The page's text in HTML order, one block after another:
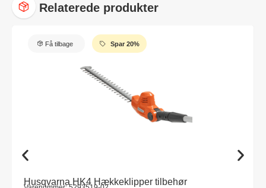
Relaterede produkter
Få tilbage Spar 20%
Husqvarna HK4 Hækkeklipper tilbehør